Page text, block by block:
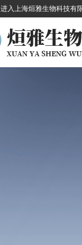
入上海烜雅生物科技有